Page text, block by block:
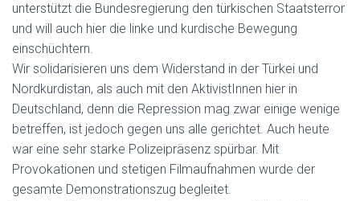
unterstützt die Bundesregierung den türkischen Staatsterror
und will auch hier die linke und kurdische Bewegung
einschüchtern.
Wir solidarisieren uns dem Widerstand in der Türkei und
Nordkurdistan, als auch mit den AktivistInnen hier in
Deutschland, denn die Repression mag zwar einige wenige
betreffen, ist jedoch gegen uns alle gerichtet. Auch heute
war eine sehr starke Polizeipräsenz spürbar. Mit
Provokationen und stetigen Filmaufnahmen wurde der
gesamte Demonstrationszug begleitet.